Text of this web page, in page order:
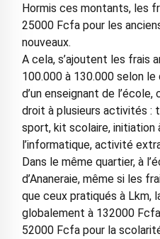
Hormis ces montants, les
25000 Fcfa pour les
nouveaux.
A cela, s’ajoutent les frais
100.000 à 130.000 selon le
d’un enseignant de
droit à plusieurs activités :
sport, kit scolaire, initiation
l’informatique, activité
Dans le même quartier, à
d’Ananeraie, même si les
que ceux pratiqués à Lkm,
globalement à 132000
52000 Fcfa pour la